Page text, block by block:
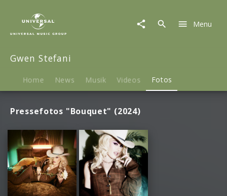
Fotos
Menu
Gwen Stefani
Home News Musik Videos Fotos
Pressefotos "Bouquet" (2024)